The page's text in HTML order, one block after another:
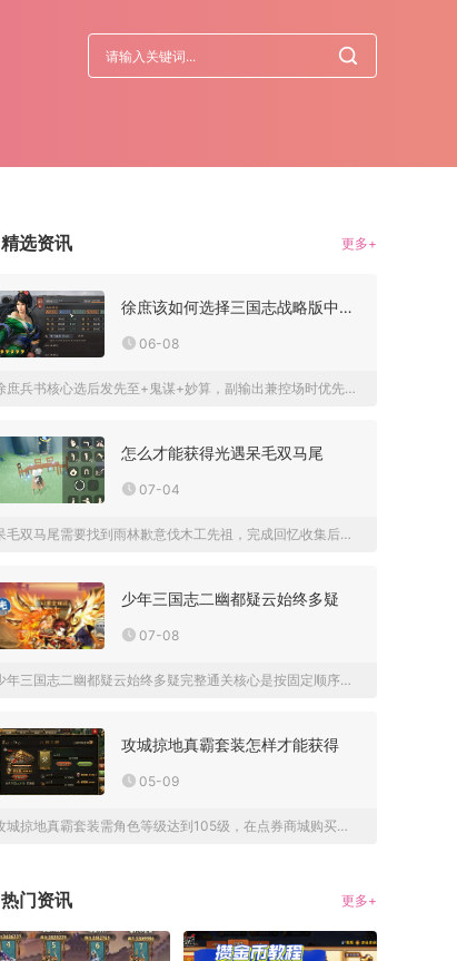
精选资讯 更多+
徐庶该如何选择三国志战略版中的兵书
06-08
徐庶兵书核心选后发先至+鬼谋+妙算，副输出兼控场时优先这套；...
怎么才能获得光遇呆毛双马尾
07-04
呆毛双马尾需要找到雨林歉意伐木工先祖，完成回忆收集后解锁兑换...
少年三国志二幽都疑云始终多疑
07-08
少年三国志二幽都疑云始终多疑完整通关核心是按固定顺序解锁五处...
攻城掠地真霸套装怎样才能获得
05-09
攻城掠地真霸套装需角色等级达到105级，在点券商城购买真霸下...
热门资讯 更多+